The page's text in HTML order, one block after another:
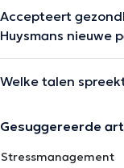
Accepteert
Huysmans nieuwe
Welke talen
Gesuggereerde
Stressmanagement